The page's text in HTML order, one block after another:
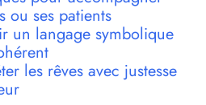
ou ses patients
un langage symbolique
les rêves avec justesse